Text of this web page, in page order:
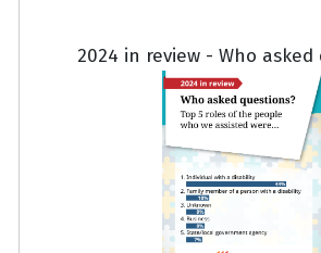
2024 in review - Who asked